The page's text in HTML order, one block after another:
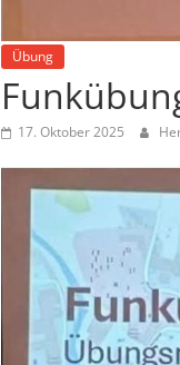
Übung
17. Oktober 2025